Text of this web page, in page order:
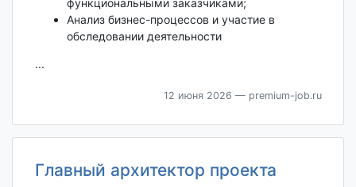
Анализ бизнес-процессов и участие в
обследовании деятельности
...
12 июня 2026 — premium-job.ru
Главный архитектор проекта